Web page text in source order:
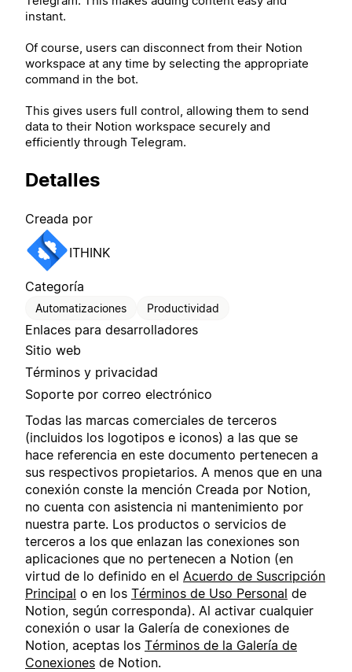
instant.
Of course, users can disconnect from their Notion
workspace at any time by selecting the appropriate
command in the bot.
This gives users full control, allowing them to send
data to their Notion workspace securely and
efficiently through Telegram.
Detalles
Creada por
ITHINK
Categoría
Automatizaciones Productividad
Enlaces para desarrolladores
Sitio web
Términos y privacidad
Soporte por correo electrónico
Todas las marcas comerciales de terceros
(incluidos los logotipos e iconos) a las que se
hace referencia en este documento pertenecen a
sus respectivos propietarios. A menos que en una
conexión conste la mención Creada por Notion,
no cuenta con asistencia ni mantenimiento por
nuestra parte. Los productos o servicios de
terceros a los que enlazan las conexiones son
aplicaciones que no pertenecen a Notion (en
virtud de lo definido en el Acuerdo de Suscripción
Principal o en los Términos de Uso Personal de
Notion, según corresponda). Al activar cualquier
conexión o usar la Galería de conexiones de
Notion, aceptas los Términos de la Galería de
Conexiones de Notion.